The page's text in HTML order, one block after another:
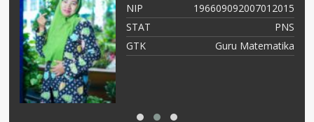
NIP
196609092007012015
STAT
PNS
GTK
Guru Matematika